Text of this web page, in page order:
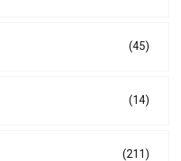
(45)
(14)
(211)